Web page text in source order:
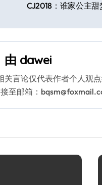
CJ2018：谁家公主
由 dawei
言论仅代表作者个人观
至邮箱：